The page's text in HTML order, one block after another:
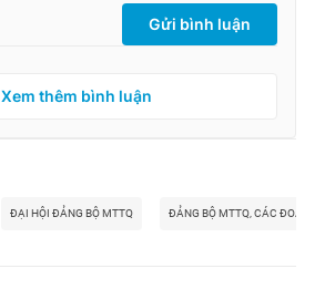
Gửi bình luận
Xem thêm bình luận
ĐẠI HỘI ĐẢNG BỘ MTTQ ĐẢNG BỘ MTTQ, CÁC ĐOÀN